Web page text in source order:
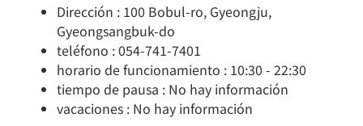
Dirección : 100 Bobul-ro, Gyeongju,
Gyeongsangbuk-do
teléfono : 054-741-7401
horario de funcionamiento : 10:30 - 22:30
tiempo de pausa : No hay información
vacaciones : No hay información